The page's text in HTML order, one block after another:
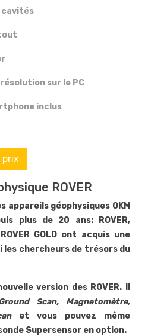
cavités
sur le PC
inclus
prix
ROVER
appareils géophysiques OKM
plus de 20 ans: ROVER,
GOLD ont acquis une
les chercheurs de trésors du
version des ROVER. Il
Scan, Magnetomètre,
et vous pouvez même
Supersensor en option.